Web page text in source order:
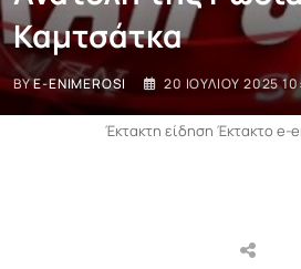
Καμτσάτκα
BYE-ENIMEROSI 20 ΙΟΥΛΊΟΥ 2025
Έκτακτη είδηση Έκτακτο e-